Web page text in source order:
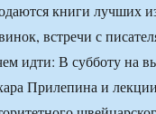
книги лучших
встречи с
идти: В субботу на
Прилепина и